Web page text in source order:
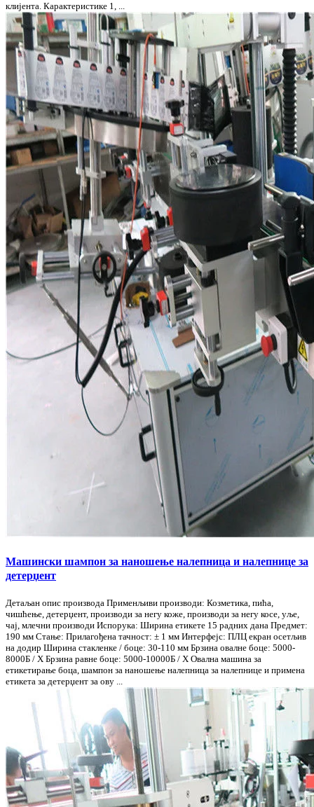
клијента. Карактеристике 1, ...
Машински шампон за наношење налепница и налепнице за
детерџент
Детаљан опис производа Применљиви производи: Козметика, пића,
чишћење, детерџент, производи за негу коже, производи за негу косе, уље,
чај, млечни производи Испорука: Ширина етикете 15 радних дана Предмет:
190 мм Стање: Прилагођена тачност: ± 1 мм Интерфејс: ПЛЦ екран осетљив
на додир Ширина стакленке / боце: 30-110 мм Брзина овалне боце: 5000-
8000Б / Х Брзина равне боце: 5000-10000Б / Х Овална машина за
етикетирање боца, шампон за наношење налепница за налепнице и примена
етикета за детерџент за ову ...